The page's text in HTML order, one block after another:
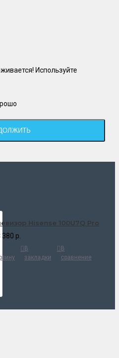
Используйте
Hisense 100U7Q Pro
380 р.
В
закладки
В
сравнение